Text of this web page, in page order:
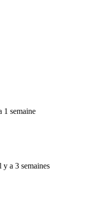
1 semaine
y a 3 semaines